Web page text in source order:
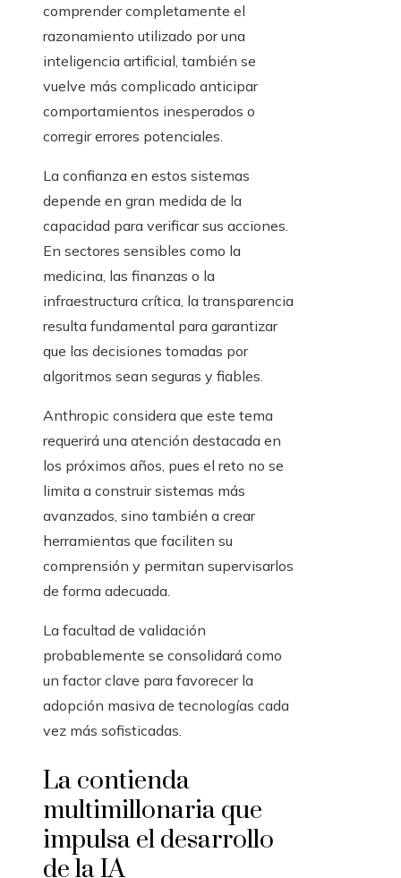
comprender completamente el
razonamiento utilizado por una
inteligencia artificial, también se
vuelve más complicado anticipar
comportamientos inesperados o
corregir errores potenciales.
La confianza en estos sistemas
depende en gran medida de la
capacidad para verificar sus acciones.
En sectores sensibles como la
medicina, las finanzas o la
infraestructura crítica, la transparencia
resulta fundamental para garantizar
que las decisiones tomadas por
algoritmos sean seguras y fiables.
Anthropic considera que este tema
requerirá una atención destacada en
los próximos años, pues el reto no se
limita a construir sistemas más
avanzados, sino también a crear
herramientas que faciliten su
comprensión y permitan supervisarlos
de forma adecuada.
La facultad de validación
probablemente se consolidará como
un factor clave para favorecer la
adopción masiva de tecnologías cada
vez más sofisticadas.
La contienda
multimillonaria que
impulsa el desarrollo
de la IA